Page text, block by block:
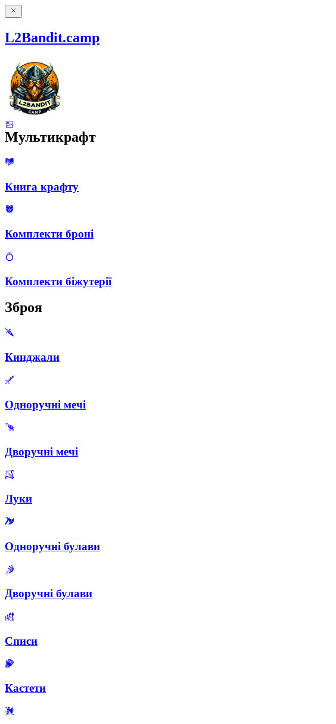
L2Bandit.camp
Мультикрафт
Книга крафту
Комплекти броні
Комплекти біжутерії
Зброя
Кинджали
Одноручні мечі
Дворучні мечі
Луки
Одноручні булави
Дворучні булави
Списи
Кастети